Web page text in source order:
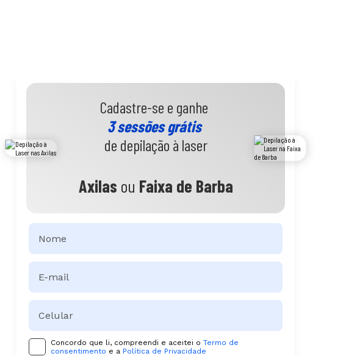
Cadastre-se e ganhe
3 sessões grátis
de depilação à laser
Axilas ou Faixa de Barba
Concordo que li, compreendi e aceitei o Termo de
consentimento e a Política de Privacidade